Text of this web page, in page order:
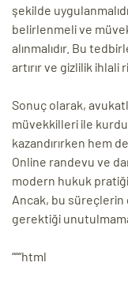
şekilde
belirlenmeli ve
alınmalıdır. Bu
artırır ve gizlilik ihlali
Sonuç olarak,
müvekkilleri ile
kazandırırken hem
Online randevu ve
modern hukuk
Ancak, bu
gerektiği
“““html